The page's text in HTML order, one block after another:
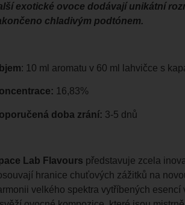
exotické ovoce dodávají unikátní
chladivým podtónem.
: 10 ml aromatu v 60 ml lahvičce s
16,83%
doba zrání: 3-5 dnů
Lab Flavours představuje zcela
hranice chuťových zážitků na
velkého spektra vytříbených